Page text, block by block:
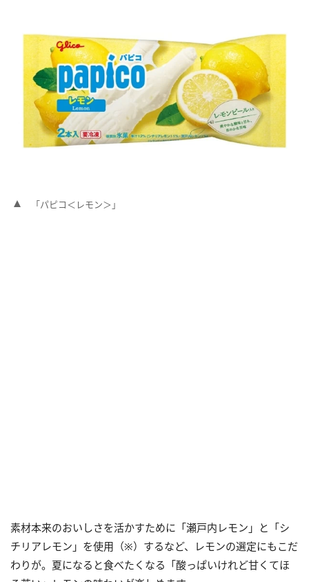
「パピコ＜レモン＞」
素材本来のおいしさを活かすために「瀬戸内レモン」と「シ
チリアレモン」を使用（※）するなど、レモンの選定にもこだ
わりが。夏になると食べたくなる「酸っぱいけれど甘くてほ